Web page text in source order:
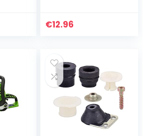
slijpgereedschap
€12.96